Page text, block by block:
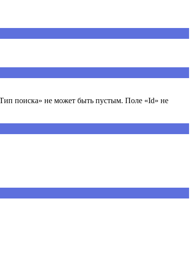
поиска» не может быть пустым. Поле «Id» не